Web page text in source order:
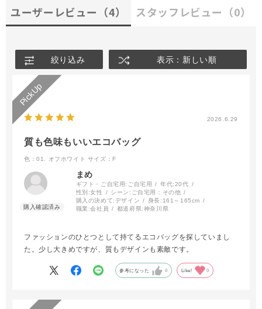
ユーザーレビュー （4） スタッフレビュー （0）
絞り込み 表示：新しい順
2026.6.29
質も色味もいいエコバッグ
色：01. オフホワイト サイズ：F
まめ
ギフト・ご自宅用: ご自宅用 年代:20代
性別:女性 シーン: ご自宅用：その他
購入の決めて: デザイン 身長: 161～165cm
職業:会社員 都道府県:神奈川県
ファッションのひとつとして持てるエコバッグを探していまし
た。少し大きめですが、質もデザインも素敵です。
参考になった 0 Like! 0